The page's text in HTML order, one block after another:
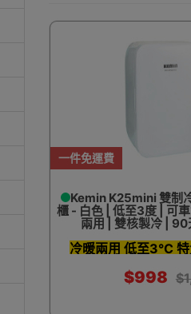
藥煲
電煮食爐
一件免運費
Kemin K25mini 雙制
櫃 - 白色 | 低至3度 | 可
兩用 | 雙核製冷 | 90
冷暖兩用 低至3°C
$998